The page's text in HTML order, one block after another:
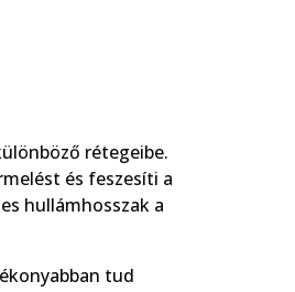
rétegeibe.
és feszesíti a
hullámhosszak a
tud